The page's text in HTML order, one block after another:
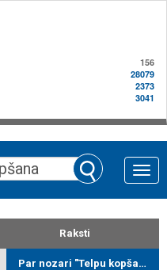
156
28079
2373
3041
Toggle
Raksti
Par nozari "Telpu kopšana"